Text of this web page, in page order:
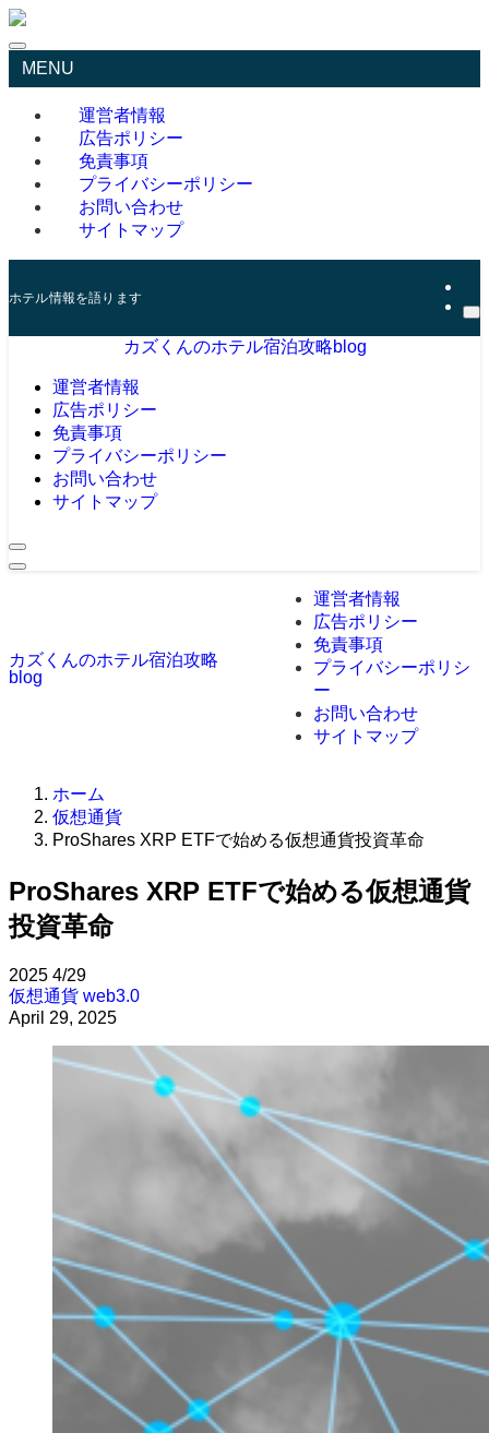
MENU
運営者情報
広告ポリシー
免責事項
プライバシーポリシー
お問い合わせ
サイトマップ
ホテル情報を語ります
カズくんのホテル宿泊攻略blog
運営者情報
広告ポリシー
免責事項
プライバシーポリシー
お問い合わせ
サイトマップ
カズくんのホテル宿泊攻略
blog
運営者情報
広告ポリシー
免責事項
プライバシーポリシ
ー
お問い合わせ
サイトマップ
ホーム
仮想通貨
ProShares XRP ETFで始める仮想通貨投資革命
ProShares XRP ETFで始める仮想通貨
投資革命
2025 4/29
仮想通貨 web3.0
April 29, 2025